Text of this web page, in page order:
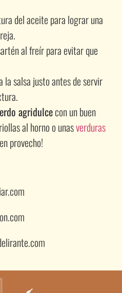
del aceite para lograr una
al freír para evitar que
salsa justo antes de servir
agridulcecon un buen
al horno o unasverduras
provecho!